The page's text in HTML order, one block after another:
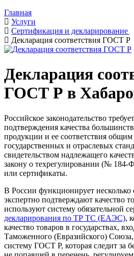
Главная
Услуги
Сертификация и декларирование
Декларация соответствия ГОСТ Р
Декларация
ГОСТ Р в
Российское законодательство
подтверждения качества
продукции и ее соответствия
государственных и отраслевых
свидетельством надлежащего
закону о техрегулировании (№ 184-
или сертификаты.
В России функционирует несколько
экспертно подтверждают качество
используют систему обязательной
декларирования по ТР ТС (ЕАЭС),
качество товаров в государствах,
Таможенного (Евразийского)
систему ГОСТ Р, которая следит за